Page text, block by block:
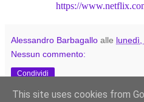
https://
Alessandro Barbagallo alle
Nessun commento:
Condividi
This site uses cookies from